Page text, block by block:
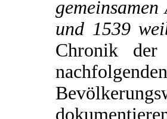
und 1539
Chronik der